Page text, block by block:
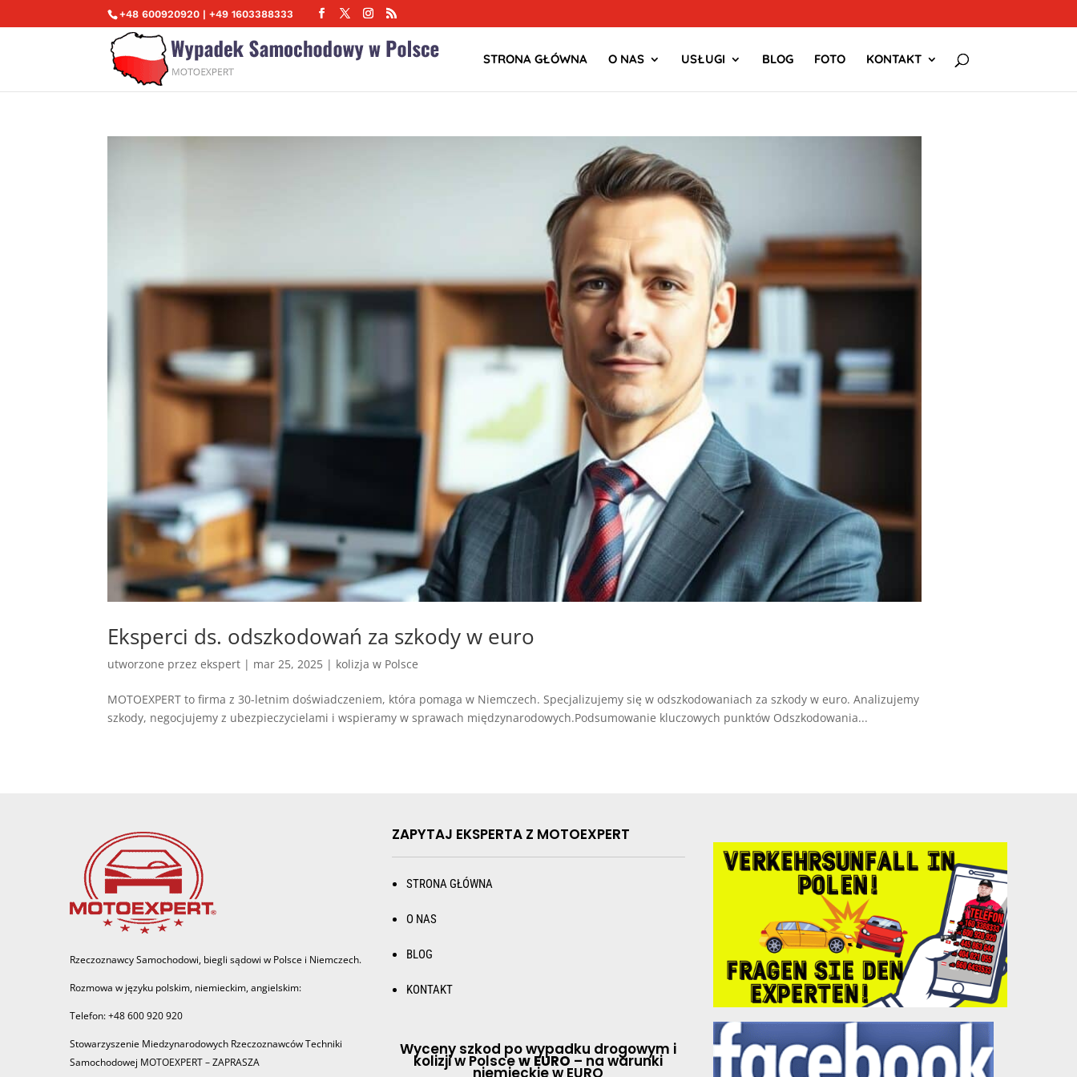
+48 600920920 | +49 1603388333
STRONA GŁÓWNA O NAS USŁUGI BLOG FOTO KONTAKT
Eksperci ds. odszkodowań za szkody w euro
utworzone przezekspert | mar 25, 2025 | kolizja w Polsce
MOTOEXPERT to firma z 30-letnim doświadczeniem, która pomaga w Niemczech. Specjalizujemy się w odszkodowaniach za szkody w euro. Analizujemy
szkody, negocjujemy z ubezpieczycielami i wspieramy w sprawach międzynarodowych.Podsumowanie kluczowych punktów Odszkodowania...
Rzeczoznawcy Samochodowi, biegli sądowi w Polsce i Niemczech.
Rozmowa w języku polskim, niemieckim, angielskim:
Telefon: +48 600 920 920
Stowarzyszenie Miedzynarodowych Rzeczoznawców Techniki
Samochodowej MOTOEXPERT – ZAPRASZA
ZAPYTAJ EKSPERTA Z MOTOEXPERT
STRONA GŁÓWNA
O NAS
BLOG
KONTAKT
Wyceny szkod po wypadku drogowym i
kolizji w Polscew EURO – na warunki